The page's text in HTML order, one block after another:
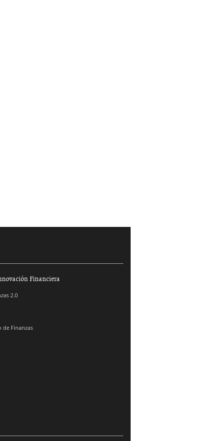
Financiera
2.0
de Finanzas